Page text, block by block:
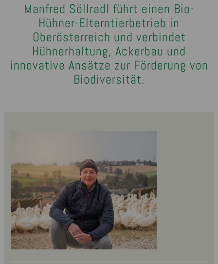
Manfred Söllradl führt einen Bio-
Hühner-Elterntierbetrieb in
Oberösterreich und verbindet
Hühnerhaltung, Ackerbau und
innovative Ansätze zur Förderung von
Biodiversität.